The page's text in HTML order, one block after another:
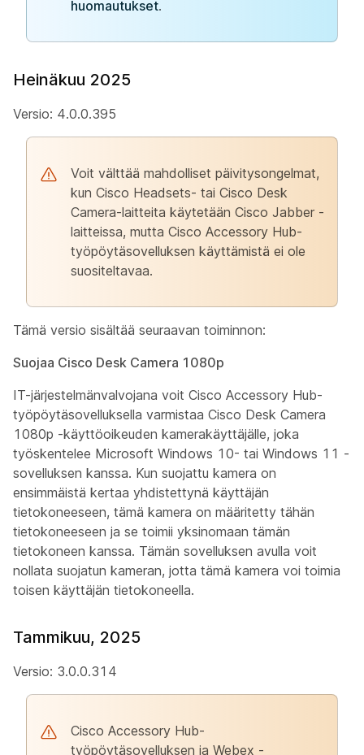
huomautukset.
Heinäkuu 2025
Versio: 4.0.0.395
Voit välttää mahdolliset päivitysongelmat,
kun Cisco Headsets- tai Cisco Desk
Camera-laitteita käytetään Cisco Jabber -
laitteissa, mutta Cisco Accessory Hub-
työpöytäsovelluksen käyttämistä ei ole
suositeltavaa.
Tämä versio sisältää seuraavan toiminnon:
Suojaa Cisco Desk Camera 1080p
IT-järjestelmänvalvojana voit Cisco Accessory Hub-
työpöytäsovelluksella varmistaa Cisco Desk Camera
1080p -käyttöoikeuden kamerakäyttäjälle, joka
työskentelee Microsoft Windows 10- tai Windows 11 -
sovelluksen kanssa. Kun suojattu kamera on
ensimmäistä kertaa yhdistettynä käyttäjän
tietokoneeseen, tämä kamera on määritetty tähän
tietokoneeseen ja se toimii yksinomaan tämän
tietokoneen kanssa. Tämän sovelluksen avulla voit
nollata suojatun kameran, jotta tämä kamera voi toimia
toisen käyttäjän tietokoneella.
Tammikuu, 2025
Versio: 3.0.0.314
Cisco Accessory Hub-
työpöytäsovelluksen ja Webex -